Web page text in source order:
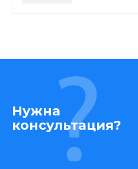
Нужна
консультация?